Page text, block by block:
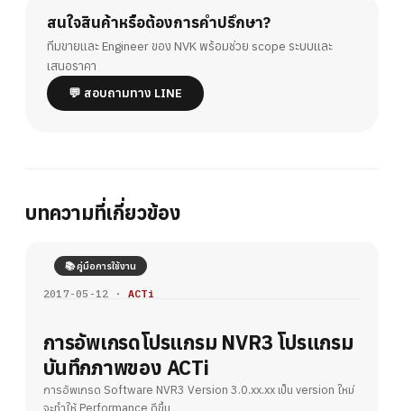
สนใจสินค้าหรือต้องการคำปรึกษา?
ทีมขายและ Engineer ของ NVK พร้อมช่วย scope ระบบและ
เสนอราคา
💬 สอบถามทาง LINE
บทความที่เกี่ยวข้อง
📚 คู่มือการใช้งาน
2017-05-12 · ACTi
การอัพเกรดโปรแกรม NVR3 โปรแกรม
บันทึกภาพของ ACTi
การอัพเกรด Software NVR3 Version 3.0.xx.xx เป็น version ใหม่
จะทำให้ Performance ดีขึ้น